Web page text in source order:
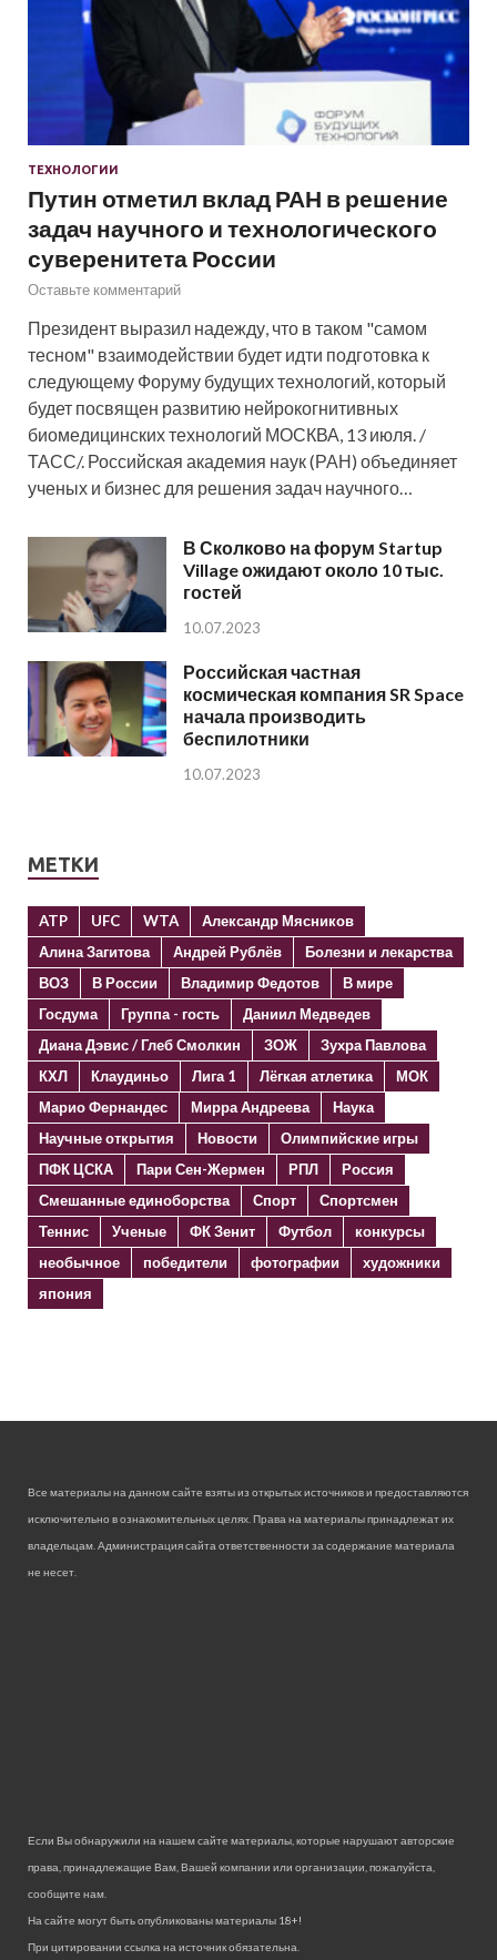
ТЕХНОЛОГИИ
Путин отметил вклад РАН в решение
задач научного и технологического
суверенитета России
Оставьте комментарий
Президент выразил надежду, что в таком "самом
тесном" взаимодействии будет идти подготовка к
следующему Форуму будущих технологий, который
будет посвящен развитию нейрокогнитивных
биомедицинских технологий МОСКВА, 13 июля. /
ТАСС/. Российская академия наук (РАН) объединяет
ученых и бизнес для решения задач научного…
В Сколково на форум Startup
Village ожидают около 10 тыс.
гостей
10.07.2023
Российская частная
космическая компания SR Space
начала производить
беспилотники
10.07.2023
МЕТКИ
ATP UFC WTA
Александр Мясников
Алина Загитова
Андрей Рублёв
Болезни и лекарства
ВОЗ
В России Владимир Федотов
В мире
Госдума
Группа - гость
Даниил Медведев
Диана Дэвис / Глеб Смолкин
ЗОЖ
Зухра Павлова
КХЛ
Клаудиньо Лига 1 Лёгкая атлетика
МОК
Марио Фернандес
Мирра Андреева
Наука
Научные открытия
Новости
Олимпийские игры
ПФК ЦСКА
Пари Сен-Жермен РПЛ
Россия
Смешанные единоборства
Спорт
Спортсмен
Теннис
Ученые ФК Зенит Футбол
конкурсы
необычное
победители фотографии
художники
япония
Все материалы на данном сайте взяты из открытых источников и предоставляются
исключительно в ознакомительных целях. Права на материалы принадлежат их
владельцам. Администрация сайта ответственности за содержание материала
не несет.
Если Вы обнаружили на нашем сайте материалы, которые нарушают авторские
права, принадлежащие Вам, Вашей компании или организации, пожалуйста,
сообщите нам.
На сайте могут быть опубликованы материалы 18+!
При цитировании ссылка на источник обязательна.